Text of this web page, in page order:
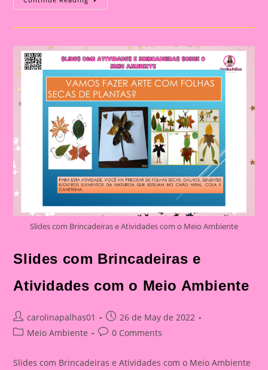
Meio
Slides com Brincadeiras e Atividades com o Meio Ambiente
Slides com Brincadeiras e
Atividades com o Meio Ambiente
Post
author:
carolinapalhas01
Post
published:
26 de May de 2022
PostMeio Ambiente
Post0 Comments
Slides com Brincadeiras e Atividades com o Meio Ambiente